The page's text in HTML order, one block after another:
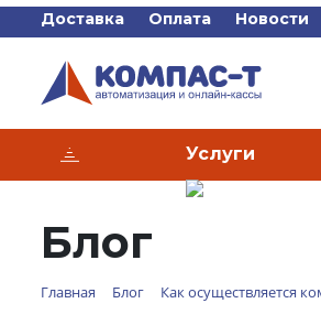
Доставка Оплата Новости
Услуги
Блог
Главная Блог Как осуществляется